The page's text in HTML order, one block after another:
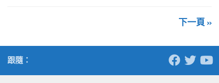
下一頁 »
跟隨：